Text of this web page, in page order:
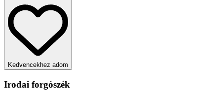
Kedvencekhez adom
Irodai forgószék